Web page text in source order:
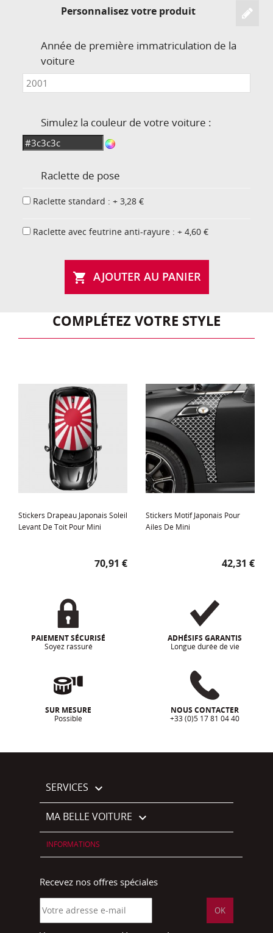
Personnalisez votre produit
Année de première immatriculation de la
voiture
Simulez la couleur de votre voiture :
Raclette de pose
Raclette standard : + 3,28 €
Raclette avec feutrine anti-rayure : + 4,60 €
 AJOUTER AU PANIER
COMPLÉTEZ VOTRE STYLE
Stickers Drapeau Japonais Soleil
Levant De Toit Pour Mini
Prix
70,91 €
Stickers Motif Japonais Pour
Ailes De Mini
Prix
42,31 €
PAIEMENT SÉCURISÉ
Soyez rassuré
ADHÉSIFS GARANTIS
Longue durée de vie
SUR MESURE
Possible
NOUS CONTACTER
+33 (0)5 17 81 04 40
SERVICES 
MA BELLE VOITURE 
INFORMATIONS
Recevez nos offres spéciales